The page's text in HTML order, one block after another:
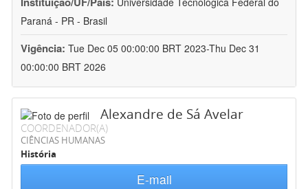
Paraná - PR - Brasil
Vigência: Tue Dec 05 00:00:00 BRT 2023-Thu Dec 31
00:00:00 BRT 2026
Alexandre de Sá Avelar
COORDENADOR(A)
CIÊNCIAS HUMANAS
História
E-mail